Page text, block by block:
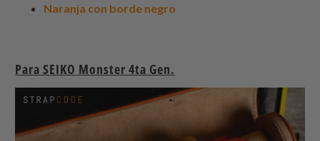
Naranja con borde negro
Para SEIKO Monster 4ta Gen.